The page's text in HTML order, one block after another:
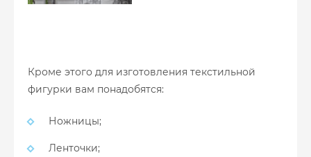
Кроме этого для изготовления текстильной
фигурки вам понадобятся:
Ножницы;
Ленточки;